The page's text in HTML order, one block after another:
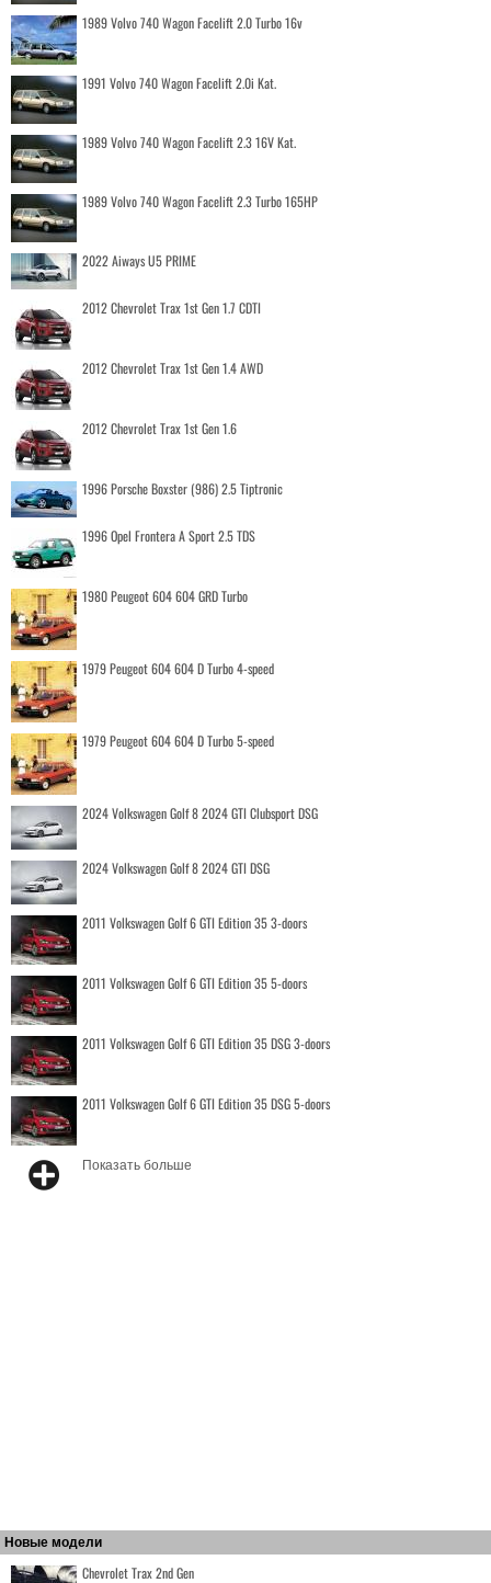
1989 Volvo 740 Wagon Facelift 2.0 Turbo 16v
1991 Volvo 740 Wagon Facelift 2.0i Kat.
1989 Volvo 740 Wagon Facelift 2.3 16V Kat.
1989 Volvo 740 Wagon Facelift 2.3 Turbo 165HP
2022 Aiways U5 PRIME
2012 Chevrolet Trax 1st Gen 1.7 CDTI
2012 Chevrolet Trax 1st Gen 1.4 AWD
2012 Chevrolet Trax 1st Gen 1.6
1996 Porsche Boxster (986) 2.5 Tiptronic
1996 Opel Frontera A Sport 2.5 TDS
1980 Peugeot 604 604 GRD Turbo
1979 Peugeot 604 604 D Turbo 4-speed
1979 Peugeot 604 604 D Turbo 5-speed
2024 Volkswagen Golf 8 2024 GTI Clubsport DSG
2024 Volkswagen Golf 8 2024 GTI DSG
2011 Volkswagen Golf 6 GTI Edition 35 3-doors
2011 Volkswagen Golf 6 GTI Edition 35 5-doors
2011 Volkswagen Golf 6 GTI Edition 35 DSG 3-doors
2011 Volkswagen Golf 6 GTI Edition 35 DSG 5-doors
Показать больше
Новые модели
Chevrolet Trax 2nd Gen